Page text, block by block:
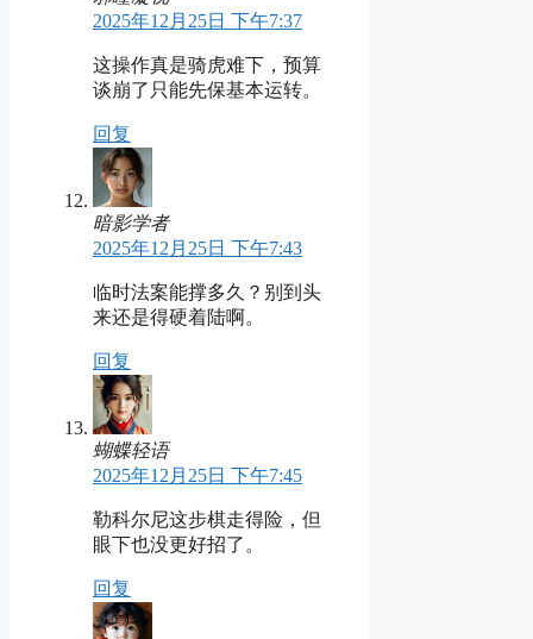
2025年12月25日 下午7:37
这操作真是骑虎难下，预算
谈崩了只能先保基本运转。
回复
暗影学者
2025年12月25日 下午7:43
临时法案能撑多久？别到头
来还是得硬着陆啊。
回复
蝴蝶轻语
2025年12月25日 下午7:45
勒科尔尼这步棋走得险，但
眼下也没更好招了。
回复